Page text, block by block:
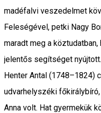
madéfalvi veszedelmet
Feleségével, petki Nagy
maradt meg a
jelentős segítséget
Henter Antal (1748–1824)
udvarhelyszéki
Anna volt. Hat gyermekük